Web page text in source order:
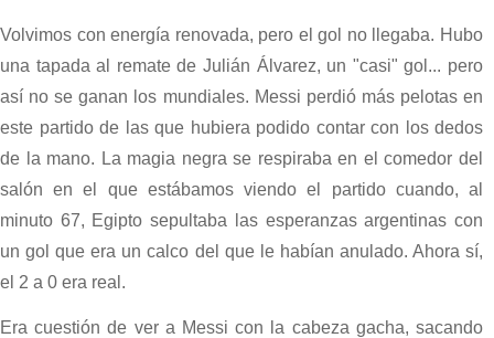
Volvimos con energía renovada, pero el gol no llegaba. Hubo
una tapada al remate de Julián Álvarez, un "casi" gol... pero
así no se ganan los mundiales. Messi perdió más pelotas en
este partido de las que hubiera podido contar con los dedos
de la mano. La magia negra se respiraba en el comedor del
salón en el que estábamos viendo el partido cuando, al
minuto 67, Egipto sepultaba las esperanzas argentinas con
un gol que era un calco del que le habían anulado. Ahora sí,
el 2 a 0 era real.
Era cuestión de ver a Messi con la cabeza gacha, sacando